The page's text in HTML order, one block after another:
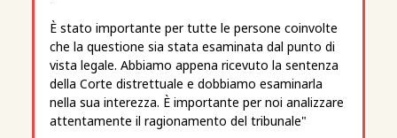
È stato importante per tutte le persone coinvolte
che la questione sia stata esaminata dal punto di
vista legale. Abbiamo appena ricevuto la sentenza
della Corte distrettuale e dobbiamo esaminarla
nella sua interezza. È importante per noi analizzare
attentamente il ragionamento del tribunale"